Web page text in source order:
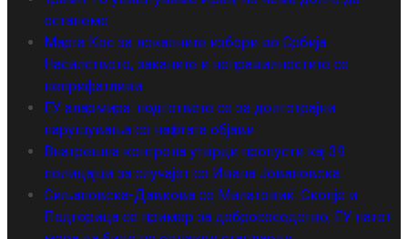
останеме
Марта Кос за локалните избори во Србија:
Насилството, заканите и неправилностите се
неприфатливи
ЕУ алармира: подгответе се за долготрајни
нарушувања со нафтата објави
Внатрешна контрола утврди пропусти кај 39
полицајци за случајот со Ивана Јовановска
Сиљановска-Давкова со Милатовиќ: Скопје и
Подгорица се пример за добрососедство, ЕУ патот